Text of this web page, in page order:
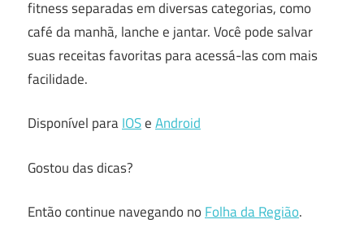
fitness separadas em diversas categorias, como
café da manhã, lanche e jantar. Você pode salvar
suas receitas favoritas para acessá-las com mais
facilidade.
Disponível paraIOSeAndroid
Gostou das dicas?
Então continue navegando no Folha da Região.